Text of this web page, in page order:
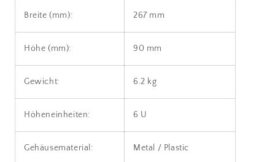
Breite (mm): 267 mm
Höhe (mm): 90 mm
Gewicht: 6.2 kg
Höheneinheiten: 6 U
Gehäusematerial: Metal / Plastic